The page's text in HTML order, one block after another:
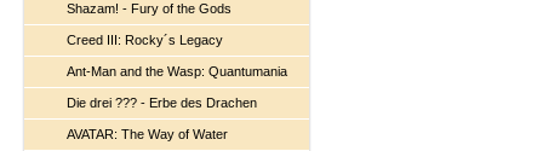
Shazam! - Fury of the Gods
Creed III: Rocky´s Legacy
Ant-Man and the Wasp: Quantumania
Die drei ??? - Erbe des Drachen
AVATAR: The Way of Water